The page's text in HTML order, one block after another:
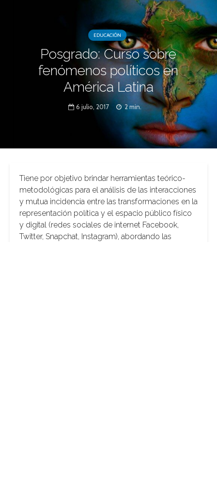
EDUCACIÓN
Posgrado: Curso sobre
fenómenos políticos en
América Latina
6 julio, 2017 2 min.
Tiene por objetivo brindar herramientas teórico-
metodológicas para el análisis de las interacciones
y mutua incidencia entre las transformaciones en la
representación política y el espacio público físico
y digital (redes sociales de internet Facebook,
Twitter, Snapchat, Instagram), abordando las